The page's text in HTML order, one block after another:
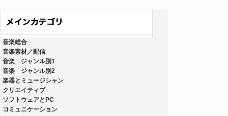
音楽総合
音楽素材／配信
音楽 ジャンル別1
音楽 ジャンル別2
楽器とミュージシャン
クリエイティブ
ソフトウェアとPC
コミュニケーション